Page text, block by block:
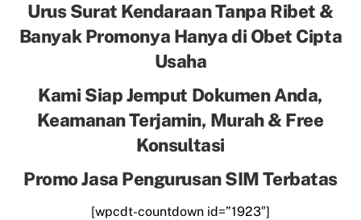
Urus Surat Kendaraan Tanpa Ribet &
Banyak Promonya Hanya di Obet Cipta
Usaha
Kami Siap Jemput Dokumen Anda,
Keamanan Terjamin, Murah & Free
Konsultasi
Promo Jasa Pengurusan SIM Terbatas
[wpcdt-countdown id=”1923″]